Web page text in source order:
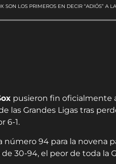
SON LOS PRIMEROS EN DECIR “ADIÓS” A
pusieron fin oficialmente
las Grandes Ligas tras
6-1.
número 94 para la novena
30-94, el peor de toda la